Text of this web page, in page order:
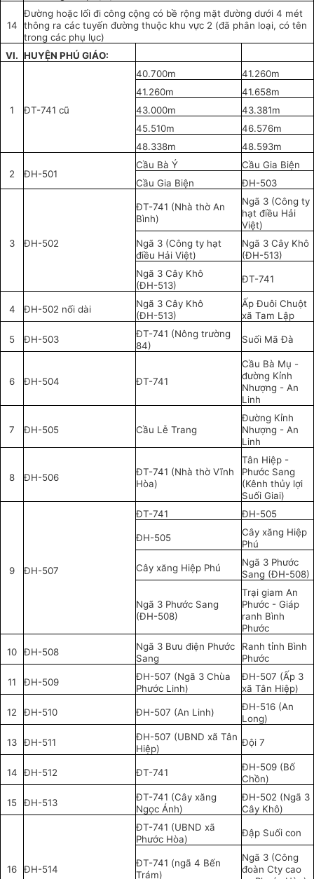
14
Đường hoặc lối đi công cộng có bề rộng mặt đường dưới 4 mét
thông ra các tuyến đường thuộc khu vực 2 (đã phân loại, có tên
trong các phụ lục)
VI. HUYỆN PHÚ GIÁO:
1 ĐT-741 cũ
40.700m
41.260m
41.260m
41.658m
43.000m
43.381m
45.510m
46.576m
48.338m
48.593m
2 ĐH-501
Cầu Bà Ý
Cầu Gia Biện
Cầu Gia Biện
ĐH-503
3 ĐH-502
ĐT-741 (Nhà thờ An
Bình)
Ngã 3 (Công ty
hạt điều Hải
Việt)
Ngã 3 (Công ty hạt
điều Hải Việt)
Ngã 3 Cây Khô
(ĐH-513)
Ngã 3 Cây Khô
(ĐH-513)
ĐT-741
4 ĐH-502 nối dài
Ngã 3 Cây Khô
(ĐH-513)
Ấp Đuôi Chuột
xã Tam Lập
5 ĐH-503
ĐT-741 (Nông trường
84)
Suối Mã Đà
6 ĐH-504 ĐT-741
Cầu Bà Mụ -
đường Kỉnh
Nhượng - An
Linh
7 ĐH-505 Cầu Lễ Trang
Đường Kỉnh
Nhượng - An
Linh
8 ĐH-506
ĐT-741 (Nhà thờ Vĩnh
Hòa)
Tân Hiệp -
Phước Sang
(Kênh thủy lợi
Suối Giai)
9 ĐH-507
ĐT-741 ĐH-505
ĐH-505
Cây xăng Hiệp
Phú
Cây xăng Hiệp Phú
Ngã 3 Phước
Sang (ĐH-508)
Ngã 3 Phước Sang
(ĐH-508)
Trại giam An
Phước - Giáp
ranh Bình
Phước
10 ĐH-508
Ngã 3 Bưu điện Phước
Sang
Ranh tỉnh Bình
Phước
11 ĐH-509
ĐH-507 (Ngã 3 Chùa
Phước Linh)
ĐH-507 (Ấp 3
xã Tân Hiệp)
12 ĐH-510 ĐH-507 (An Linh)
ĐH-516 (An
Long)
13 ĐH-511
ĐH-507 (UBND xã Tân
Hiệp)
Đội 7
14 ĐH-512 ĐT-741
ĐH-509 (Bố
Chồn)
15 ĐH-513
ĐT-741 (Cây xăng
Ngọc Ánh)
ĐH-502 (Ngã 3
Cây Khô)
16 ĐH-514
ĐT-741 (UBND xã
Phước Hòa)
Đập Suối con
ĐT-741 (ngã 4 Bến
Trám)
Ngã 3 (Công
đoàn Cty cao